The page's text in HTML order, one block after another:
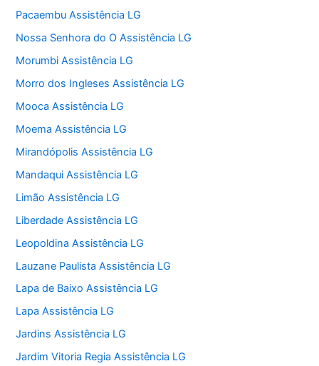
Pacaembu Assistência LG
Nossa Senhora do O Assistência LG
Morumbi Assistência LG
Morro dos Ingleses Assistência LG
Mooca Assistência LG
Moema Assistência LG
Mirandópolis Assistência LG
Mandaqui Assistência LG
Limão Assistência LG
Liberdade Assistência LG
Leopoldina Assistência LG
Lauzane Paulista Assistência LG
Lapa de Baixo Assistência LG
Lapa Assistência LG
Jardins Assistência LG
Jardim Vitoria Regia Assistência LG